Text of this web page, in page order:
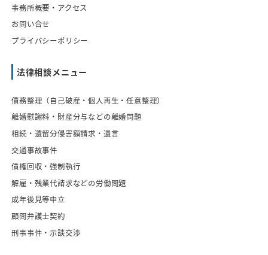
事務所概要・アクセス
お問い合せ
プライバシーポリシー
法律相談メニュー
債務整理（自己破産・個人再生・任意整理）
離婚慰謝料・財産分与などの離婚問題
相続・遺留分侵害額請求・遺言
交通事故事件
債権回収・強制執行
解雇・残業代請求などの労働問題
成年後見等申立
顧問弁護士契約
刑事事件・示談交渉